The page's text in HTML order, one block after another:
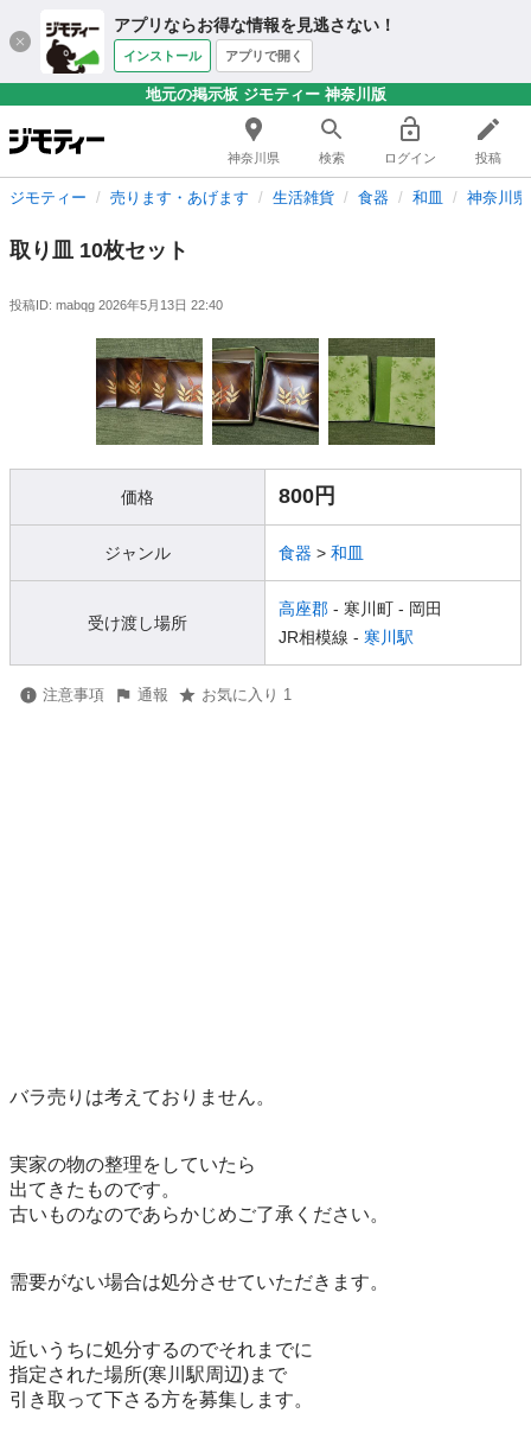
アプリならお得な情報を見逃さない！
インストール アプリで開く
地元の掲示板 ジモティー 神奈川版
神奈川県 検索 ログイン 投稿
ジモティー 売ります・あげます 生活雑貨 食器 和皿 神奈川
取り皿 10枚セット
投稿ID: mabqg 2026年5月13日 22:40
価格 800円
ジャンル 食器 > 和皿
受け渡し場所
高座郡 - 寒川町 - 岡田
JR相模線 - 寒川駅
注意事項 通報 お気に入り 1
バラ売りは考えておりません。
実家の物の整理をしていたら
出てきたものです。
古いものなのであらかじめご了承ください。
需要がない場合は処分させていただきます。
近いうちに処分するのでそれまでに
指定された場所(寒川駅周辺)まで
引き取って下さる方を募集します。